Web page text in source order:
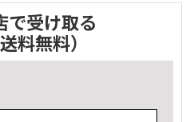
で受け取る
送料無料）